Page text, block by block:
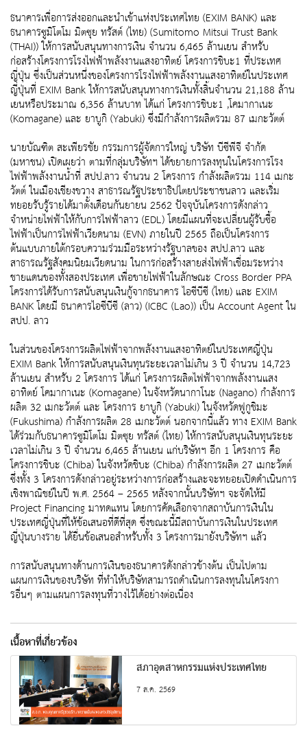
ธนาคารเพื่อการส่งออกและนำเข้าแห่งประเทศไทย (EXIM BANK) และ
ธนาคารซูมิโตโม มิตซุย ทรัสต์ (ไทย) (Sumitomo Mitsui Trust Bank
(THAI)) ให้การสนับสนุนทางการเงิน จำนวน 6,465 ล้านเยน สำหรับ
ก่อสร้างโครงการโรงไฟฟ้าพลังงานแสงอาทิตย์ โครงการชิบะ1 ที่ประเทศ
ญี่ปุ่น ซึ่งเป็นส่วนหนึ่งของโครงการโรงไฟฟ้าพลังงานแสงอาทิตย์ในประเทศ
ญี่ปุ่นที่ EXIM Bank ให้การสนับสนุนทางการเงินทั้งสิ้นจำนวน 21,188 ล้าน
เยนหรือประมาณ 6,356 ล้านบาท ได้แก่ โครงการชิบะ1 ,โคมากาเนะ
(Komagane) และ ยาบูกิ (Yabuki) ซึ่งมีกำลังการผลิตรวม 87 เมกะวัตต์
นายบัณฑิต สะเพียรชัย กรรมการผู้จัดการใหญ่ บริษัท บีซีพีจี จำกัด
(มหาชน) เปิดเผยว่า ตามที่กลุ่มบริษัทฯ ได้ขยายการลงทุนในโครงการโรง
ไฟฟ้าพลังงานน้ำที่ สปป.ลาว จำนวน 2 โครงการ กำลังผลิตรวม 114 เมกะ
วัตต์ ในเมืองเชียงขวาง สาธารณรัฐประชาธิปไตยประชาชนลาว และเริ่ม
ทยอยรับรู้รายได้มาตั้งเดือนกันยายน 2562 ปัจจุบันโครงการดังกล่าว
จำหน่ายไฟฟ้าให้กับการไฟฟ้าลาว (EDL) โดยมีแผนที่จะเปลี่ยนผู้รับซื้อ
ไฟฟ้าเป็นการไฟฟ้าเวียดนาม (EVN) ภายในปี 2565 ถือเป็นโครงการ
ต้นแบบภายใต้กรอบความร่วมมือระหว่างรัฐบาลของ สปป.ลาว และ
สาธารณรัฐสังคมนิยมเวียดนาม ในการก่อสร้างสายส่งไฟฟ้าเชื่อมระหว่าง
ชายแดนของทั้งสองประเทศ เพื่อขายไฟฟ้าในลักษณะ Cross Border PPA
โครงการได้รับการสนับสนุนเงินกู้จากธนาคาร ไอซีบีซี (ไทย) และ EXIM
BANK โดยมี ธนาคารไอซีบีซี (ลาว) (ICBC (Lao)) เป็น Account Agent ใน
สปป. ลาว
ในส่วนของโครงการผลิตไฟฟ้าจากพลังงานแสงอาทิตย์ในประเทศญี่ปุ่น
EXIM Bank ให้การสนับสนุนเงินทุนระยะเวลาไม่เกิน 3 ปี จำนวน 14,723
ล้านเยน สำหรับ 2 โครงการ ได้แก่ โครงการผลิตไฟฟ้าจากพลังงานแสง
อาทิตย์ โคมากาเนะ (Komagane) ในจังหวัดนากาโนะ (Nagano) กำลังการ
ผลิต 32 เมกะวัตต์ และ โครงการ ยาบูกิ (Yabuki) ในจังหวัดฟูกูชิมะ
(Fukushima) กำลังการผลิต 28 เมกะวัตต์ นอกจากนี้แล้ว ทาง EXIM Bank
ได้ร่วมกับธนาคารซูมิโตโม มิตซุย ทรัสต์ (ไทย) ให้การสนับสนุนเงินทุนระยะ
เวลาไม่เกิน 3 ปี จำนวน 6,465 ล้านเยน แก่บริษัทฯ อีก 1 โครงการ คือ
โครงการชิบะ (Chiba) ในจังหวัดชิบะ (Chiba) กำลังการผลิต 27 เมกะวัตต์
ซึ่งทั้ง 3 โครงการดังกล่าวอยู่ระหว่างการก่อสร้างและจะทยอยเปิดดำเนินการ
เชิงพาณิชย์ในปี พ.ศ. 2564 – 2565 หลังจากนั้นบริษัทฯ จะจัดให้มี
Project Financing มาทดแทน โดยการคัดเลือกจากสถาบันการเงินใน
ประเทศญี่ปุ่นที่ให้ข้อเสนอที่ดีที่สุด ซึ่งขณะนี้มีสถาบันการเงินในประเทศ
ญี่ปุ่นบางราย ได้ยื่นข้อเสนอสำหรับทั้ง 3 โครงการมายังบริษัทฯ แล้ว
การสนับสนุนทางด้านการเงินของธนาคารดังกล่าวข้างต้น เป็นไปตาม
แผนการเงินของบริษัท ที่ทำให้บริษัทสามารถดำเนินการลงทุนในโครงกา
รอื่นๆ ตามแผนการลงทุนที่วางไว้ได้อย่างต่อเนื่อง
เนื้อหาที่เกี่ยวข้อง
สภาอุตสาหกรรมแห่งประเทศไทย
7 ส.ค. 2569